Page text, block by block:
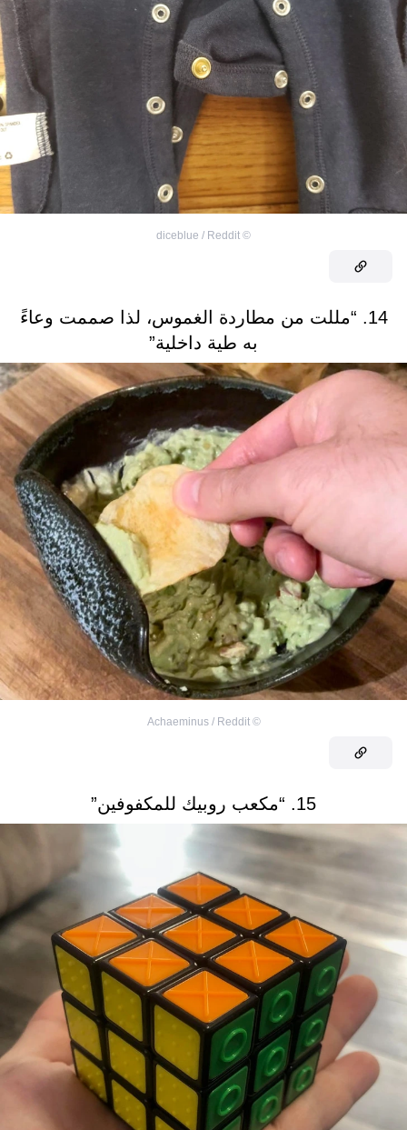
©
diceblue / Reddit
14. “مللت من مطاردة الغموس، لذا صممت وعاءً
به طية داخلية”
©
Achaeminus / Reddit
15. “مكعب روبيك للمكفوفين”